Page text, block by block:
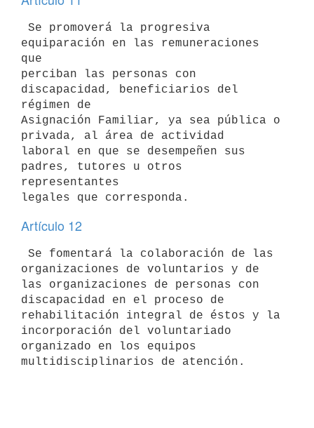
equiparación en las remuneraciones
que
perciban las personas con
discapacidad, beneficiarios del
régimen de
Asignación Familiar, ya sea pública o
privada, al área de actividad
laboral en que se desempeñen sus
padres, tutores u otros
representantes
Artículo 12
organizaciones de voluntarios y de
las organizaciones de personas con
discapacidad en el proceso de
rehabilitación integral de éstos y la
incorporación del voluntariado
organizado en los equipos
multidisciplinarios de atención.